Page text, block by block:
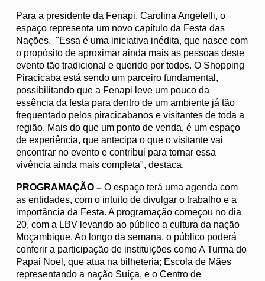
Para a presidente da Fenapi, Carolina Angelelli, o
espaço representa um novo capítulo da Festa das
Nações. "Essa é uma iniciativa inédita, que nasce com
o propósito de aproximar ainda mais as pessoas deste
evento tão tradicional e querido por todos. O Shopping
Piracicaba está sendo um parceiro fundamental,
possibilitando que a Fenapi leve um pouco da
essência da festa para dentro de um ambiente já tão
frequentado pelos piracicabanos e visitantes de toda a
região. Mais do que um ponto de venda, é um espaço
de experiência, que antecipa o que o visitante vai
encontrar no evento e contribui para tornar essa
vivência ainda mais completa", destaca.
PROGRAMAÇÃO – O espaço terá uma agenda com
as entidades, com o intuito de divulgar o trabalho e a
importância da Festa. A programação começou no dia
20, com a LBV levando ao público a cultura da nação
Moçambique. Ao longo da semana, o público poderá
conferir a participação de instituições como A Turma do
Papai Noel, que atua na bilheteria; Escola de Mães
representando a nação Suíça, e o Centro de